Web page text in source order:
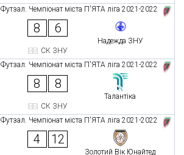
Футзал. Чемпіонат міста П'ЯТА ліга 2021-2022
8 6
Надежда ЗНУ
СК ЗНУ
Футзал. Чемпіонат міста П'ЯТА ліга 2021-2022
8 8
Талантіка
СК ЗНУ
Футзал. Чемпіонат міста П'ЯТА ліга 2021-2022
4 12
Золотий Вік Юнайтед